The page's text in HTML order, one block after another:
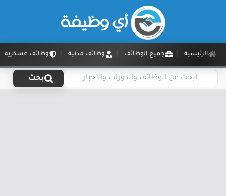
الرئيسية جميع الوظائف وظائف مدنية وظائف عسكرية
بحث